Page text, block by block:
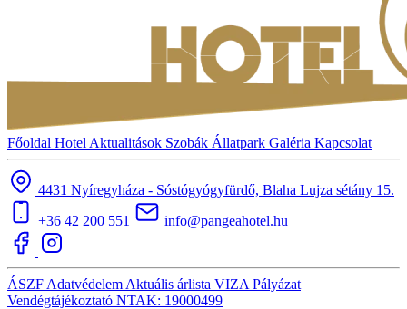
Főoldal Hotel Aktualitások Szobák Állatpark Galéria Kapcsolat
4431 Nyíregyháza - Sóstógyógyfürdő, Blaha Lujza sétány 15.
+36 42 200 551
info@pangeahotel.hu
ÁSZF Adatvédelem Aktuális árlista VIZA Pályázat
Vendégtájékoztató NTAK: 19000499